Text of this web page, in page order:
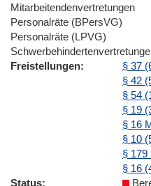
Mitarbeitendenvertretungen
Personalräte (BPersVG)
Personalräte (LPVG)
Freistellungen
§ 37
§ 42
§ 54
§ 19
§ 16
§ 10
§ 179
§ 16
Status